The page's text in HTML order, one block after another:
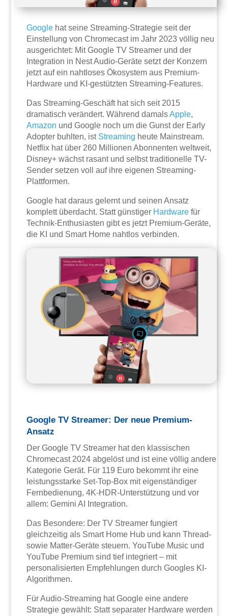
Google hat seine Streaming-Strategie seit der
Einstellung von Chromecast im Jahr 2023 völlig neu
ausgerichtet: Mit Google TV Streamer und der
Integration in Nest Audio-Geräte setzt der Konzern
jetzt auf ein nahtloses Ökosystem aus Premium-
Hardware und KI-gestützten Streaming-Features.
Das Streaming-Geschäft hat sich seit 2015
dramatisch verändert. Während damalsApple,
Amazon und Google noch um die Gunst der Early
Adopter buhlten, ist Streaming heute Mainstream.
Netflix hat über 260 Millionen Abonnenten weltweit,
Disney+ wächst rasant und selbst traditionelle TV-
Sender setzen voll auf ihre eigenen Streaming-
Plattformen.
Google hat daraus gelernt und seinen Ansatz
komplett überdacht. Statt günstiger Hardware für
Technik-Enthusiasten gibt es jetzt Premium-Geräte,
die KI und Smart Home nahtlos verbinden.
Google TV Streamer: Der neue Premium-
Ansatz
Der Google TV Streamer hat den klassischen
Chromecast 2024 abgelöst und ist eine völlig andere
Kategorie Gerät. Für 119 Euro bekommt ihr eine
leistungsstarke Set-Top-Box mit eigenständiger
Fernbedienung, 4K-HDR-Unterstützung und vor
allem: Gemini AI Integration.
Das Besondere: Der TV Streamer fungiert
gleichzeitig als Smart Home Hub und kann Thread-
sowie Matter-Geräte steuern. YouTube Music und
YouTube Premium sind tief integriert – mit
personalisierten Empfehlungen durch Googles KI-
Algorithmen.
Für Audio-Streaming hat Google eine andere
Strategie gewählt: Statt separater Hardware werden